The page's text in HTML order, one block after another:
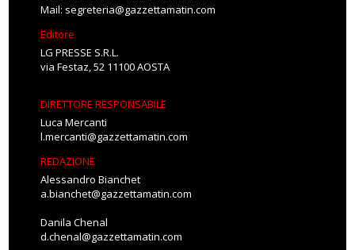
Mail: segreteria@gazzettamatin.com
Editore
LG PRESSE S.R.L.
via Festaz, 52 11100 AOSTA
DIRETTORE RESPONSABILE
Luca Mercanti
l.mercanti@gazzettamatin.com
REDAZIONE
Alessandro Bianchet
a.bianchet@gazzettamatin.com
Danila Chenal
d.chenal@gazzettamatin.com